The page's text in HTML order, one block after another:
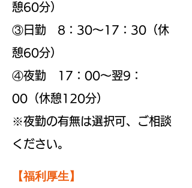
憩60分）
③日勤 8：30～17：30（休
憩60分）
④夜勤 17：00～翌9：
00（休憩120分）
※夜勤の有無は選択可、ご相談
ください。
【福利厚生】